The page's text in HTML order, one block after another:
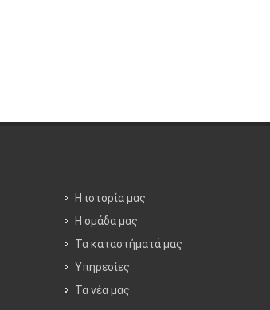
Η ιστορία μας
Η ομάδα μας
Τα καταστήματά μας
Υπηρεσίες
Τα νέα μας